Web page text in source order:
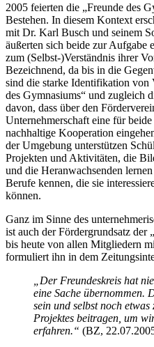
2005 feierten die „Freunde des
Bestehen. In diesem Kontext
mit Dr. Karl Busch und seinem
äußerten sich beide zur Aufgabe
zum (Selbst-)Verständnis ihrer
Bezeichnend, da bis in die
sind die starke Identifikation von
des Gymnasiums“ und zugleich
davon, dass über den
Unternehmerschaft eine für
nachhaltige Kooperation
der Umgebung unterstützen
Projekten und Aktivitäten, die
und die Heranwachsenden
Berufe kennen, die sie
können.
Ganz im Sinne des
ist auch der Fördergrundsatz der
bis heute von allen Mitgliedern
formuliert ihn in dem
„Der Freundeskreis hat
eine Sache übernommen.
sein und selbst noch
Projektes beitragen, um
erfahren.“ (BZ,